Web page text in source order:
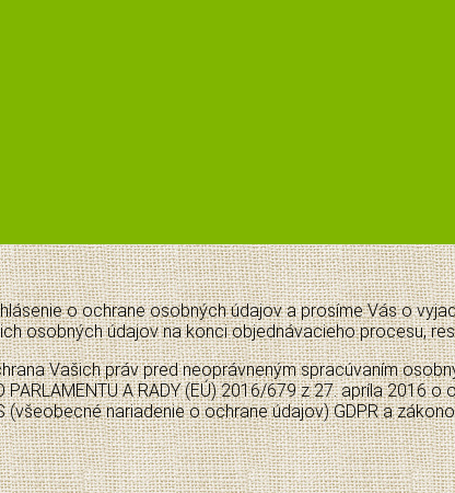
o ochrane osobných údajov a prosíme Vás o
osobných údajov na konci objednávacieho procesu,
Vašich práv pred neoprávneným spracúvaním
A RADY (EÚ) 2016/679 z 27. apríla 2016
nariadenie o ochrane údajov) GDPR a